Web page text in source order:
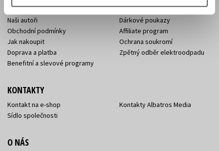
Aktuality
Naši autoři
Obchodní podmínky
Jak nakoupit
Doprava a platba
Benefitní a slevové programy
Knižní novinky
Dárkové poukazy
Affiliate program
Ochrana soukromí
Zpětný odběr elektroodpadu
KONTAKTY
Kontakt na e-shop
Sídlo společnosti
Kontakty Albatros Media
O NÁS